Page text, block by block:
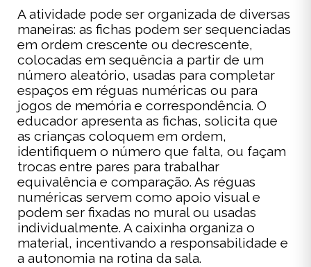
A atividade pode ser organizada de diversas
maneiras: as fichas podem ser sequenciadas
em ordem crescente ou decrescente,
colocadas em sequência a partir de um
número aleatório, usadas para completar
espaços em réguas numéricas ou para
jogos de memória e correspondência. O
educador apresenta as fichas, solicita que
as crianças coloquem em ordem,
identifiquem o número que falta, ou façam
trocas entre pares para trabalhar
equivalência e comparação. As réguas
numéricas servem como apoio visual e
podem ser fixadas no mural ou usadas
individualmente. A caixinha organiza o
material, incentivando a responsabilidade e
a autonomia na rotina da sala.